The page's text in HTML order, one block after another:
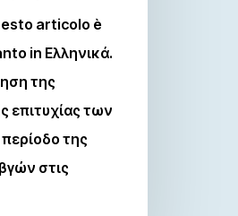
articolo è
in Ελληνικά.
της
επιτυχίας των
της
στις